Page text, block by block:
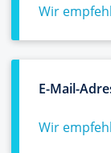
Wir
E-Mail-
Wir